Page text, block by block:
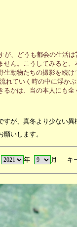
が、どうも都会の生活
せん。こうしてみると
生動物たちの撮影を続
れていく時の中に浮か
かは、当の本人にも全
が、真冬より少ない異
願いします。
年 月 キー